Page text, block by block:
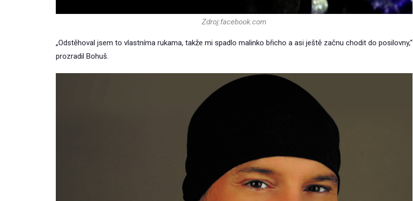
Zdroj:facebook.com
„Odstěhoval jsem to vlastníma rukama, takže mi spadlo malinko břicho a asi ještě začnu chodit do posilovny,“
prozradil Bohuš.